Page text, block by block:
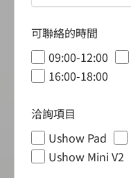
可聯絡的時間
09:00-12:00
16:00-18:00
洽詢項目
Ushow Pad
Ushow Mini V2